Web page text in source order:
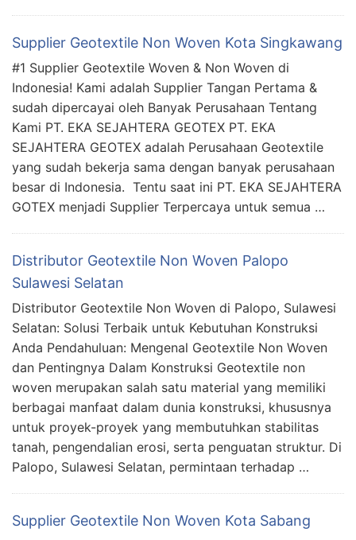
Supplier Geotextile Non Woven Kota Singkawang
#1 Supplier Geotextile Woven & Non Woven di
Indonesia! Kami adalah Supplier Tangan Pertama &
sudah dipercayai oleh Banyak Perusahaan Tentang
Kami PT. EKA SEJAHTERA GEOTEX PT. EKA
SEJAHTERA GEOTEX adalah Perusahaan Geotextile
yang sudah bekerja sama dengan banyak perusahaan
besar di Indonesia. Tentu saat ini PT. EKA SEJAHTERA
GOTEX menjadi Supplier Terpercaya untuk semua …
Distributor Geotextile Non Woven Palopo
Sulawesi Selatan
Distributor Geotextile Non Woven di Palopo, Sulawesi
Selatan: Solusi Terbaik untuk Kebutuhan Konstruksi
Anda Pendahuluan: Mengenal Geotextile Non Woven
dan Pentingnya Dalam Konstruksi Geotextile non
woven merupakan salah satu material yang memiliki
berbagai manfaat dalam dunia konstruksi, khususnya
untuk proyek-proyek yang membutuhkan stabilitas
tanah, pengendalian erosi, serta penguatan struktur. Di
Palopo, Sulawesi Selatan, permintaan terhadap …
Supplier Geotextile Non Woven Kota Sabang